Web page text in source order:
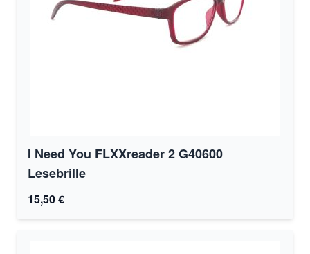
I Need You FLXXreader 2 G40600
Lesebrille
15,50 €